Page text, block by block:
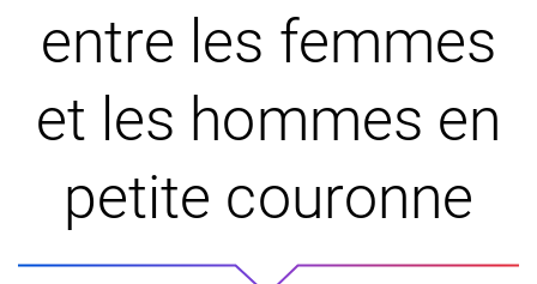
entre les femmes
et les hommes en
petite couronne